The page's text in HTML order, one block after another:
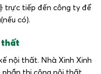
trực tiếp đến công ty để
có).
thất
nội thất. Nhà Xinh Xinh
phần thi công nội thất